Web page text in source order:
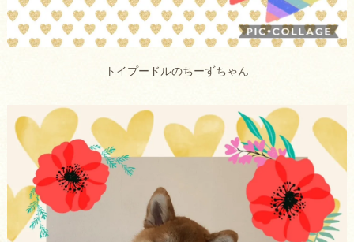
トイプードルのちーずちゃん